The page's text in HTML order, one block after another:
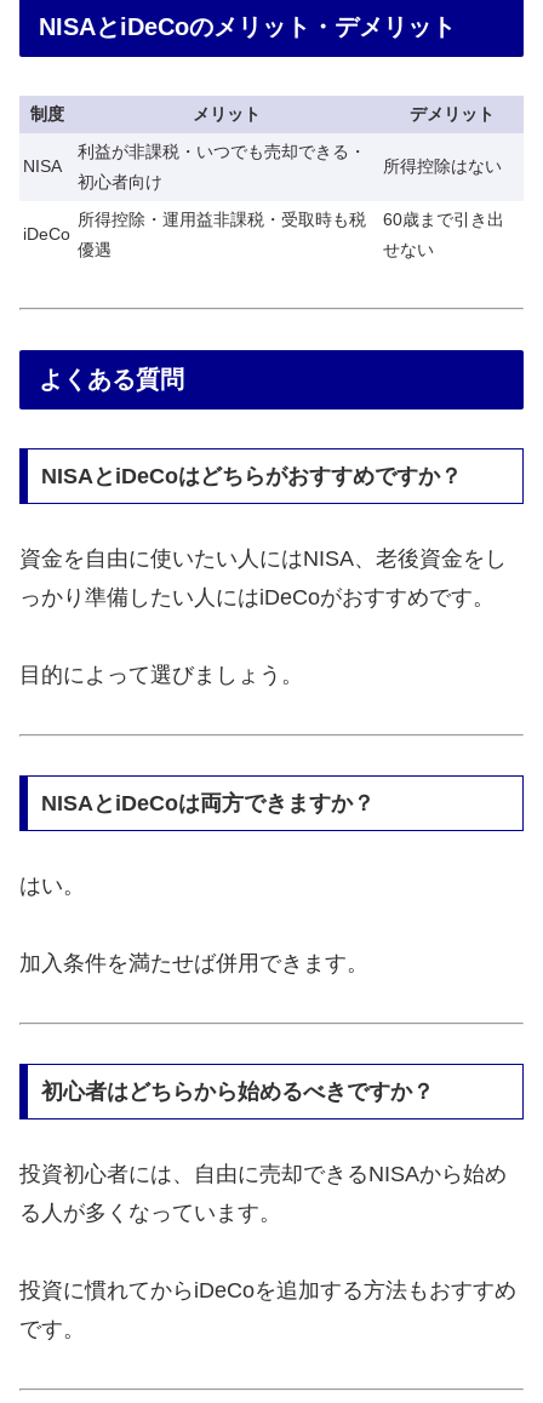
NISAとiDeCoのメリット・デメリット
制度 メリット デメリット
NISA
利益が非課税・いつでも売却できる・
初心者向け
所得控除はない
iDeCo
所得控除・運用益非課税・受取時も税
優遇
60歳まで引き出
せない
よくある質問
NISAとiDeCoはどちらがおすすめですか？
資金を自由に使いたい人にはNISA、老後資金をし
っかり準備したい人にはiDeCoがおすすめです。
目的によって選びましょう。
NISAとiDeCoは両方できますか？
はい。
加入条件を満たせば併用できます。
初心者はどちらから始めるべきですか？
投資初心者には、自由に売却できるNISAから始め
る人が多くなっています。
投資に慣れてからiDeCoを追加する方法もおすすめ
です。